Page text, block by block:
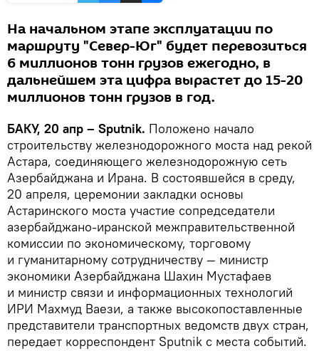
На начальном этапе эксплуатации по
маршруту "Север-Юг" будет перевозиться
6 миллионов тонн грузов ежегодно, в
дальнейшем эта цифра вырастет до 15-20
миллионов тонн грузов в год.
БАКУ, 20 апр – Sputnik. Положено начало
строительству железнодорожного моста над рекой
Астара, соединяющего железнодорожную сеть
Азербайджана и Ирана. В состоявшейся в среду,
20 апреля, церемонии закладки основы
Астаринского моста участие сопредседатели
азербайджано-иранской межправительственной
комиссии по экономическому, торговому
и гуманитарному сотрудничеству — министр
экономики Азербайджана Шахин Мустафаев
и министр связи и информационных технологий
ИРИ Махмуд Ваези, а также высокопоставленные
представители транспортных ведомств двух стран,
передает корреспондент Sputnik с места событий.